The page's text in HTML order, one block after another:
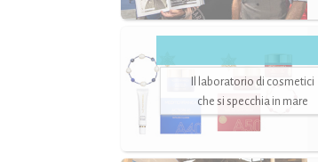
Il laboratorio di cosmetici
che si specchia in mare